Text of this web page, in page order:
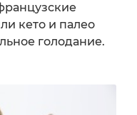
кето и палео
голодание.